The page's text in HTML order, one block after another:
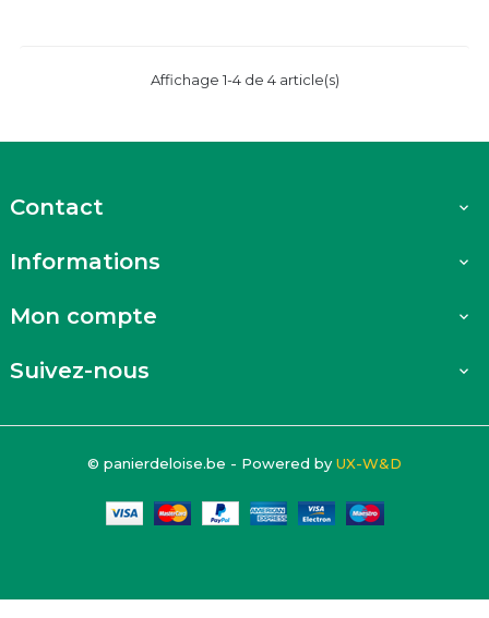
Affichage 1-4 de 4 article(s)
Contact 
Informations 
Mon compte 
Suivez-nous 
© panierdeloise.be - Powered by UX-W&D